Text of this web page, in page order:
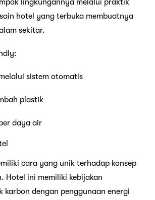
lingkungannya melalui praktik
hotel yang terbuka membuatnya
sekitar.
sistem otomatis
plastik
daya air
cara yang unik terhadap konsep
Hotel ini memiliki kebijakan
karbon dengan penggunaan energi